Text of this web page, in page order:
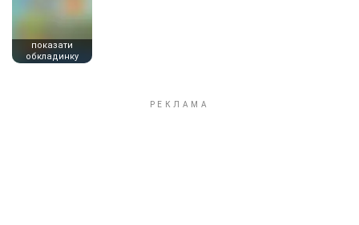
показати
обкладинку